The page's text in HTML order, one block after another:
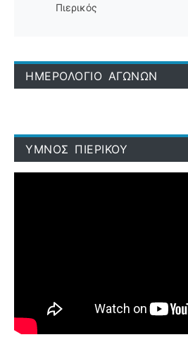
Πιερικός
ΗΜΕΡΟΛΟΓΙΟ ΑΓΩΝΩΝ
ΥΜΝΟΣ ΠΙΕΡΙΚΟΥ